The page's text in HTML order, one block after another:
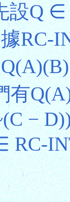
設Q ∈
RC-
有
−
RC-